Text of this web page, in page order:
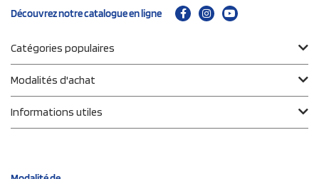
Découvrez notre catalogue en ligne
Catégories populaires
Modalités d'achat
Informations utiles